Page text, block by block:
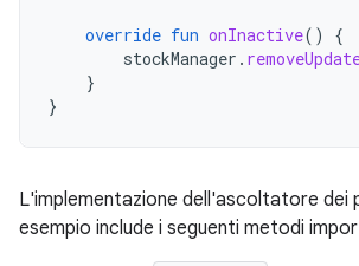
override fun onInactive()
{
stockManager .
}
}
L'implementazione dell'ascoltatore dei
esempio include i seguenti metodi